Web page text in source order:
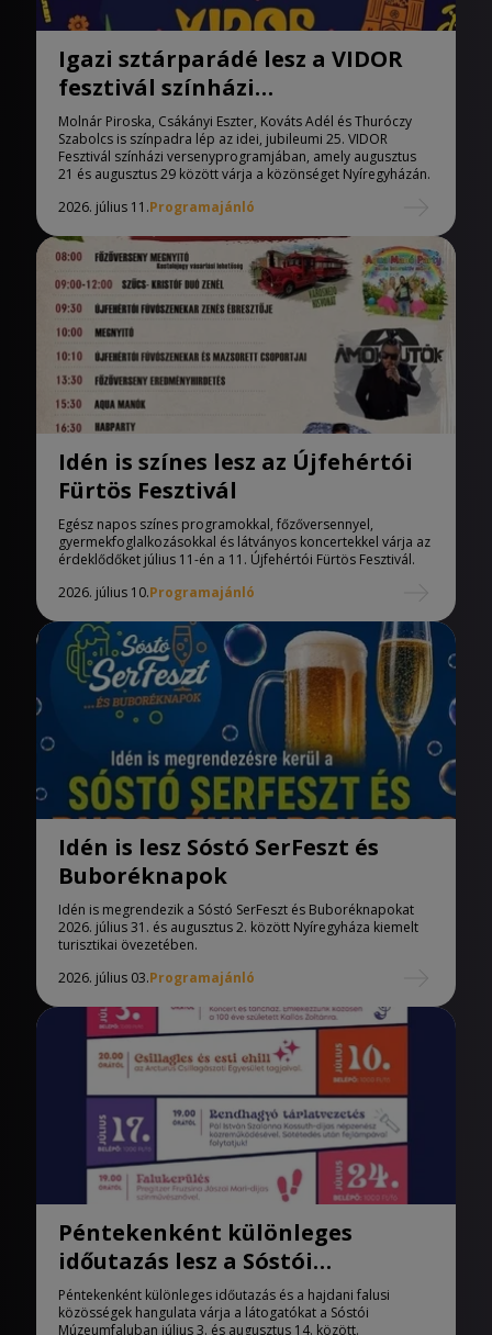
Igazi sztárparádé lesz a VIDOR
fesztivál színházi
versenyprogramja
Molnár Piroska, Csákányi Eszter, Kováts Adél és Thuróczy
Szabolcs is színpadra lép az idei, jubileumi 25. VIDOR
Fesztivál színházi versenyprogramjában, amely augusztus
21 és augusztus 29 között várja a közönséget Nyíregyházán.
2026. július 11.Programajánló
Idén is színes lesz az Újfehértói
Fürtös Fesztivál
Egész napos színes programokkal, főzőversennyel,
gyermekfoglalkozásokkal és látványos koncertekkel várja az
érdeklődőket július 11-én a 11. Újfehértói Fürtös Fesztivál.
2026. július 10.Programajánló
Idén is lesz Sóstó SerFeszt és
Buboréknapok
Idén is megrendezik a Sóstó SerFeszt és Buboréknapokat
2026. július 31. és augusztus 2. között Nyíregyháza kiemelt
turisztikai övezetében.
2026. július 03.Programajánló
Péntekenként különleges
időutazás lesz a Sóstói
Múzeumfaluban
Péntekenként különleges időutazás és a hajdani falusi
közösségek hangulata várja a látogatókat a Sóstói
Múzeumfaluban július 3. és augusztus 14. között.